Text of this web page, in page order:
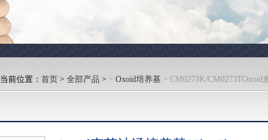
当前位置： 首页 > 全部产品 > > Oxoid培养基 > CM0273K/CM0273TOxoid